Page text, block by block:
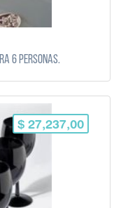
6 personas.
$ 27,237,00